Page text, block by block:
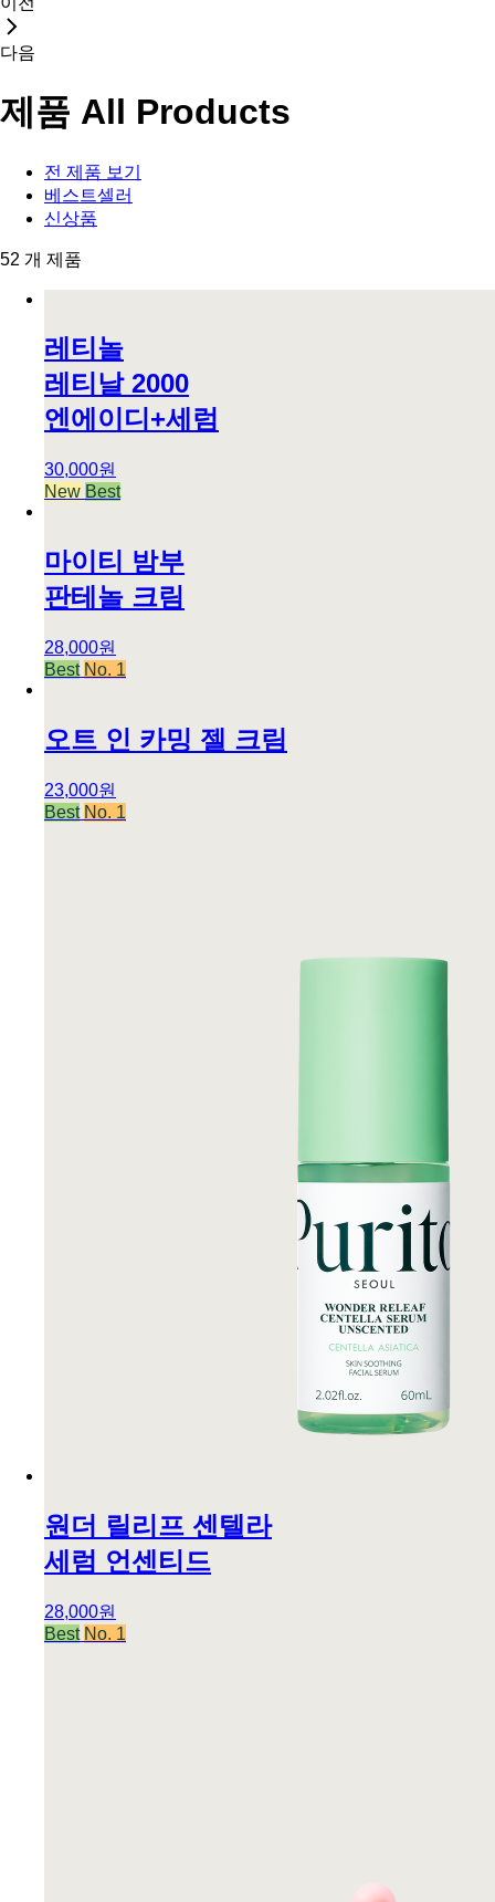
다음
제품 All Products
전 제품 보기
베스트셀러
신상품
52 개 제품
레티놀
레티날 2000
엔에이디+세럼
30,000원
New Best
마이티 밤부
판테놀 크림
28,000원
Best No. 1
오트 인 카밍 젤 크림
23,000원
Best No. 1
원더 릴리프 센텔라
세럼 언센티드
28,000원
Best No. 1